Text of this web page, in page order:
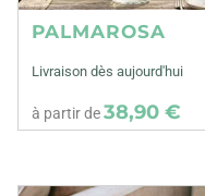
PALMAROSA
Livraison dès aujourd'hui
à partir de38,90 €